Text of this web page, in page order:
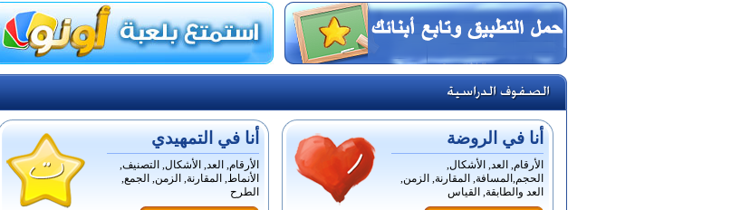
أنا في الروضة
الأرقام, العد, الأشكال,
الحجم,المسافة, المقارنة, الزمن,
العد والطابقة, القياس
أنا في التمهيدي
الأرقام, العد, الأشكال, التصنيف,
الأنماط, المقارنة, الزمن, الجمع,
الطرح